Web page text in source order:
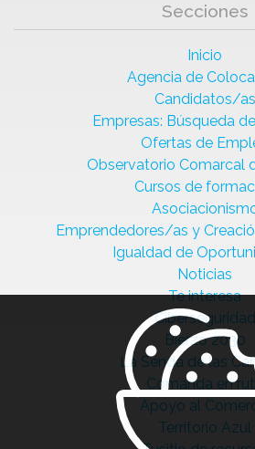
Secciones
Inicio
Agencia de
Candidatos/as
Empresas: Búsqueda
Ofertas de
Observatorio Comarcal
Cursos de
Emprendedores/as y
Igualdad de
Noticias
Te interesa
Ciberseguridad
Bierzo 2030
La Senda de las
Comanda en
Apoyo al
Territorio Azul